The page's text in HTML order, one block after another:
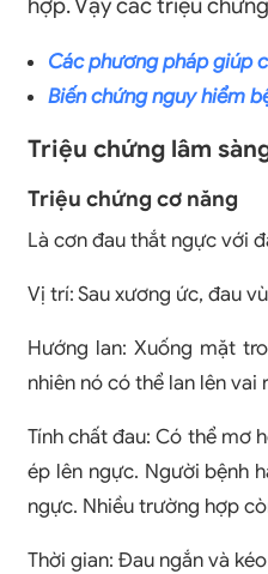
Các phương pháp giúp
Biến chứng nguy hiểm
Triệu chứng lâm
Triệu chứng cơ năng
Là cơn đau thắt ngực với
Vị trí: Sau xương ức, đau
Hướng lan: Xuống mặt
nhiên nó có thể lan lên vai
Tính chất đau: Có thể mơ
ép lên ngực. Người bệnh
ngực. Nhiều trường hợp
Thời gian: Đau ngắn và